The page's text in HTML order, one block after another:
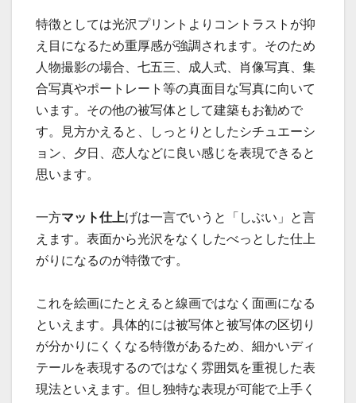
特徴としては光沢プリントよりコントラストが抑
え目になるため重厚感が強調されます。そのため
人物撮影の場合、七五三、成人式、肖像写真、集
合写真やポートレート等の真面目な写真に向いて
います。その他の被写体として建築もお勧めで
す。見方かえると、しっとりとしたシチュエーシ
ョン、夕日、恋人などに良い感じを表現できると
思います。
一方マット仕上げは一言でいうと「しぶい」と言
えます。表面から光沢をなくしたべっとした仕上
がりになるのが特徴です。
これを絵画にたとえると線画ではなく面画になる
といえます。具体的には被写体と被写体の区切り
が分かりにくくなる特徴があるため、細かいディ
テールを表現するのではなく雰囲気を重視した表
現法といえます。但し独特な表現が可能で上手く